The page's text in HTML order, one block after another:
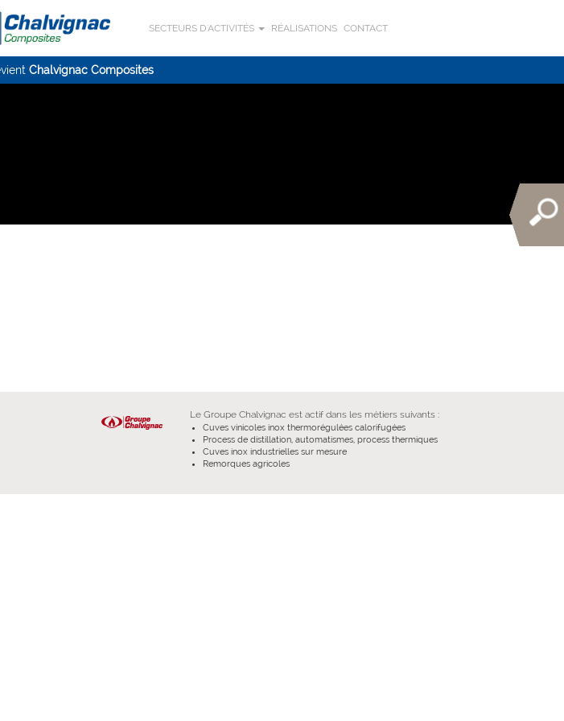
SECTEURS D'ACTIVITÉS RÉALISATIONS CONTACT
Chalvignac Composites
LeGroupe Chalvignac est actif dans les métiers suivants :
Cuves vinicoles inox thermorégulées calorifugées
Process de distillation, automatismes, process thermiques
Cuves inox industrielles sur mesure
Remorques agricoles